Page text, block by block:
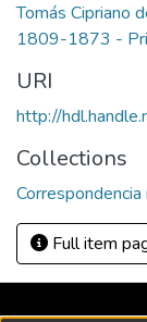
Tomás Cipriano
1809-1873 -
URI
http://
Collections
Correspondencia
Full item